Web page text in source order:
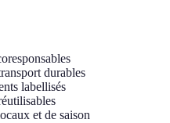
durables
labellisés
et de saison